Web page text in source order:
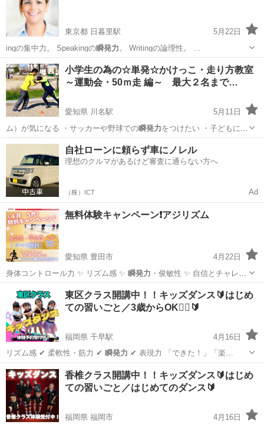
東京都 日暮里駅
5月22日
ingの集中力。 Speakingの瞬発力
東京 千代田区 日暮里駅 TOEFL(R)テスト TOEFL
小学生の為の☆単発☆かけっこ・走り方教室
～運動会・50ｍ走 編～ 最大２名まで…
愛知県 川名駅
5月11日
ム）が気になる ・サッカーや野球での瞬発力をつけたい ・子どもに合
った指導をし…
愛知 名古屋市 かけっこ
自社ローンに頼らず車にノレル
理想のクルマがあるけど審査に通らない方へ
（株）ICT Ad
無料体験キャンペーン❗️アジリズム
愛知県 豊田市
4月22日
身体コントロール力 ✨ リズム感 ✨ 瞬発力 ・俊敏性 ✨ 自信とチャレン
ジ精神 …
愛知 豊田市 サッカー リズム感
東区クラス開講中！！キッズダンス🔰はじめ
ての習いごと／3歳からOK🙆‍♀️🔰
福岡県 千早駅
4月16日
リズム感 ✔ 柔軟性・筋力 ✔ 瞬発力 ✔ 表現力 「できた！」「楽…
福岡 福岡市 千早駅 その他 キッズダンス
香椎クラス開講中！！キッズダンス🔰はじめ
ての習いごと／はじめてのダンス🔰
福岡県 福岡市 4月16日